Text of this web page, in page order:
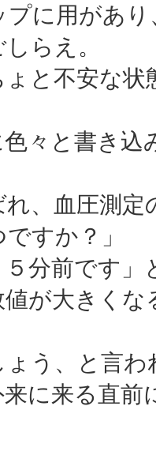
に用があ
らえ。
と不安な状
々と書き込
れ、血圧測
すか？」
５分前です
が大きく
う、と言わ
に来る直